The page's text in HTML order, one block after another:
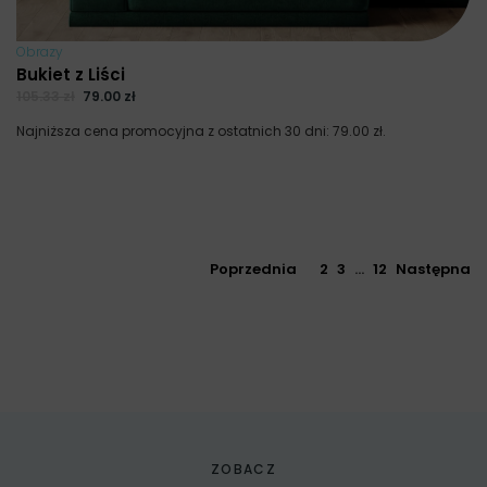
Obrazy
Bukiet z Liści
79.00 zł
Najniższa cena promocyjna z ostatnich 30 dni: 79.00 zł.
Poprzednia 2 3 … 12 Następna
ZOBACZ